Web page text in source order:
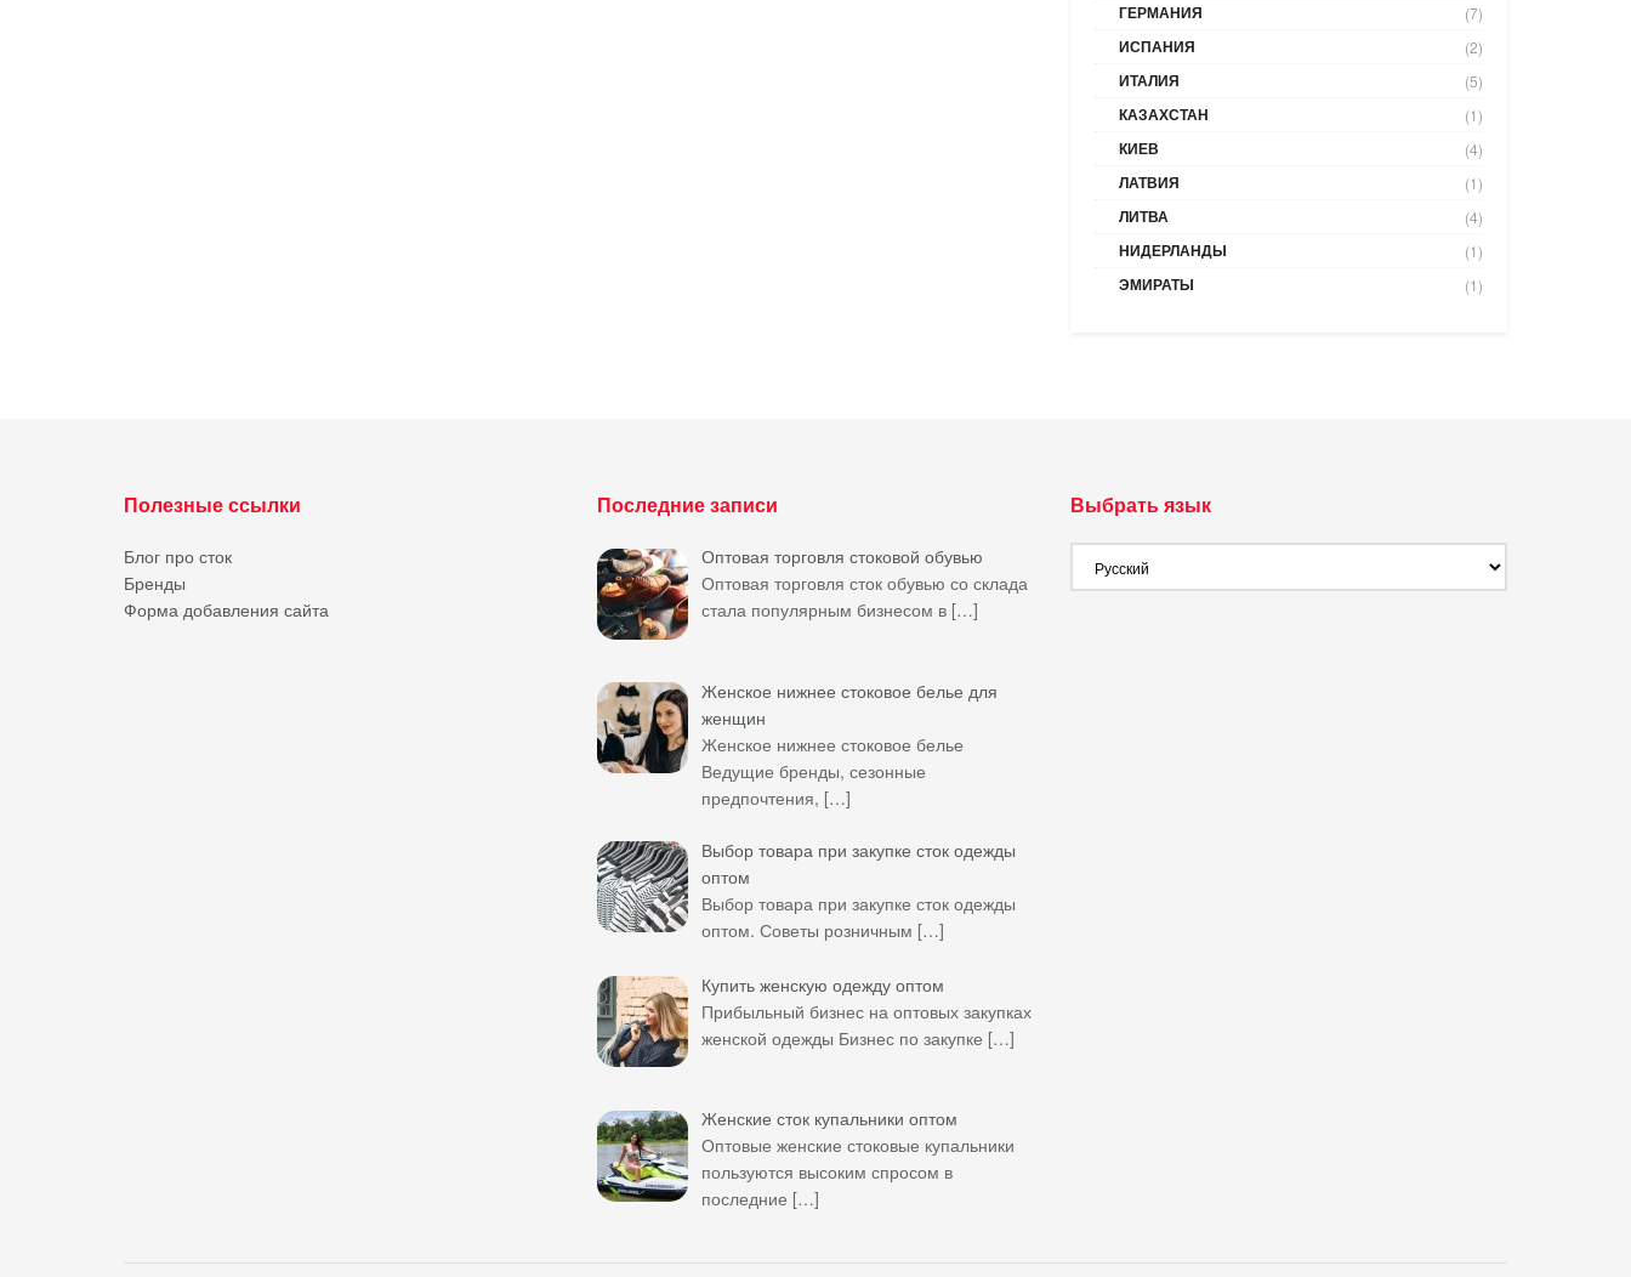
ГЕРМАНИЯ (7)
ИСПАНИЯ (2)
ИТАЛИЯ (5)
КАЗАХСТАН (1)
КИЕВ (4)
ЛАТВИЯ (1)
ЛИТВА (4)
НИДЕРЛАНДЫ (1)
ЭМИРАТЫ (1)
Полезные ссылки
Блог про сток
Бренды
Форма добавления сайта
Последние записи
Оптовая торговля стоковой обувью
Оптовая торговля сток обувью со склада
стала популярным бизнесом в […]
Женское нижнее стоковое белье для
женщин
Женское нижнее стоковое белье
Ведущие бренды, сезонные
предпочтения, […]
Выбор товара при закупке сток одежды
оптом
Выбор товара при закупке сток одежды
оптом. Советы розничным […]
Купить женскую одежду оптом
Прибыльный бизнес на оптовых закупках
женской одежды Бизнес по закупке […]
Женские сток купальники оптом
Оптовые женские стоковые купальники
пользуются высоким спросом в
последние […]
Выбрать язык
язык